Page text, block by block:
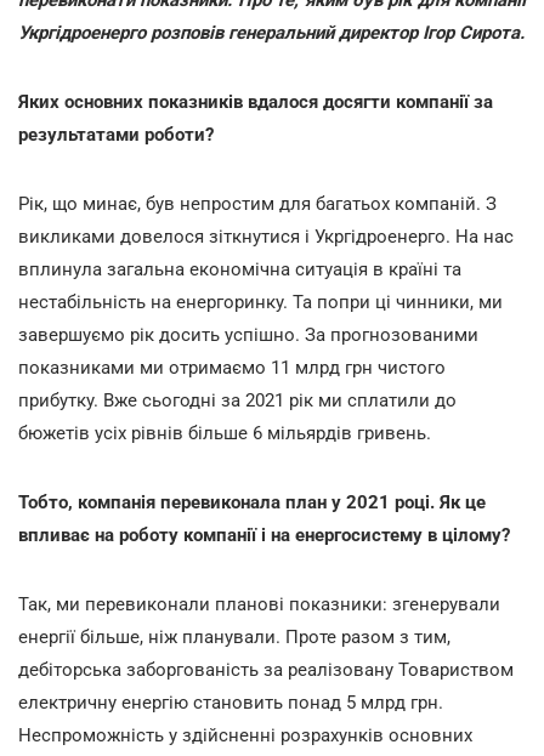
Укргідроенерго розповів генеральний директор Ігор Сирота.
Яких основних показників вдалося досягти компанії за
результатами роботи?
Рік, що минає, був непростим для багатьох компаній. З
викликами довелося зіткнутися і Укргідроенерго. На нас
вплинула загальна економічна ситуація в країні та
нестабільність на енергоринку. Та попри ці чинники, ми
завершуємо рік досить успішно. За прогнозованими
показниками ми отримаємо 11 млрд грн чистого
прибутку. Вже сьогодні за 2021 рік ми сплатили до
бюжетів усіх рівнів більше 6 мільярдів гривень.
Тобто, компанія перевиконала план у 2021 році. Як це
впливає на роботу компанії і на енергосистему в цілому?
Так, ми перевиконали планові показники: згенерували
енергії більше, ніж планували. Проте разом з тим,
дебіторська заборгованість за реалізовану Товариством
електричну енергію становить понад 5 млрд грн.
Неспроможність у здійсненні розрахунків основних